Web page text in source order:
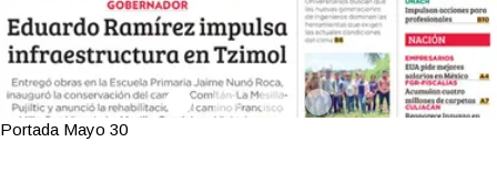
Portada Mayo 30